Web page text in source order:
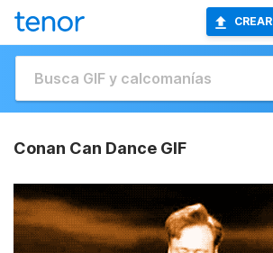
CREAR
Conan Can Dance GIF